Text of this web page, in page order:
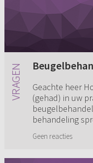
Geachte heer
(gehad) in uw
behandeling
Geen reacties